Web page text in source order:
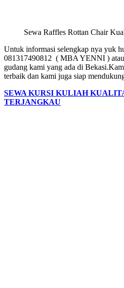
Sewa Raffles Rottan Chair
Untuk informasi selengkap nya yuk
081317490812 ( MBA YENNI ) atau
gudang kami yang ada di
terbaik dan kami juga siap
SEWA KURSI KULIAH
TERJANGKAU